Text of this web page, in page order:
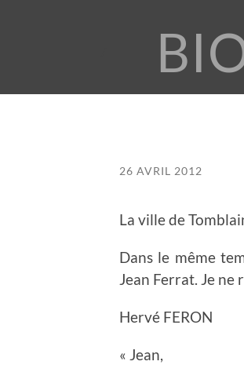
26 AVRIL 2012
La ville de
Dans le même
Jean Ferrat. Je ne
Hervé FERON
« Jean,